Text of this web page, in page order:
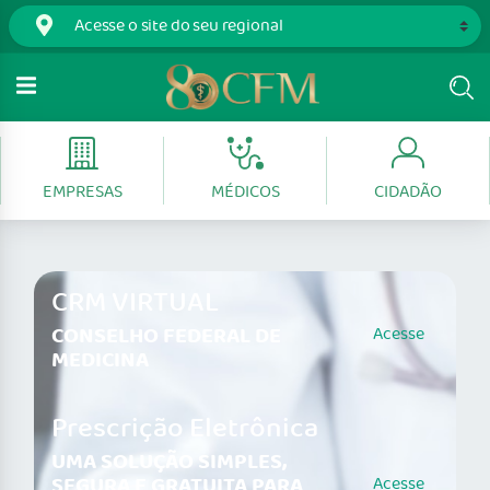
EMPRESAS MÉDICOS CIDADÃO
CRM VIRTUAL
CONSELHO FEDERAL DE
MEDICINA
Acesse
Prescrição Eletrônica
UMA SOLUÇÃO SIMPLES,
Acesse